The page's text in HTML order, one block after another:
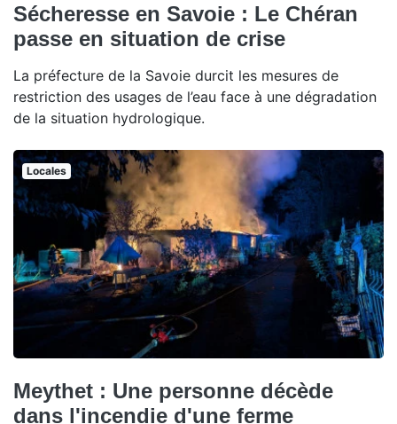
Sécheresse en Savoie : Le Chéran
passe en situation de crise
La préfecture de la Savoie durcit les mesures de
restriction des usages de l’eau face à une dégradation
de la situation hydrologique.
Locales
Meythet : Une personne décède
dans l'incendie d'une ferme